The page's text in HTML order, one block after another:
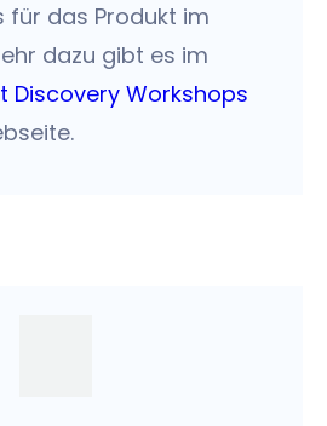
für das Produkt im
dazu gibt es im
Discovery Workshops